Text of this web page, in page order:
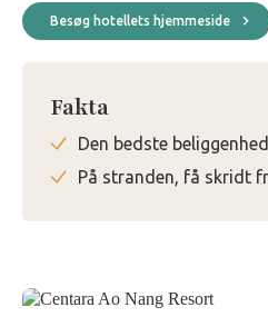
Besøg hotellets hjemmeside
Fakta
Den bedste
På stranden, få skridt